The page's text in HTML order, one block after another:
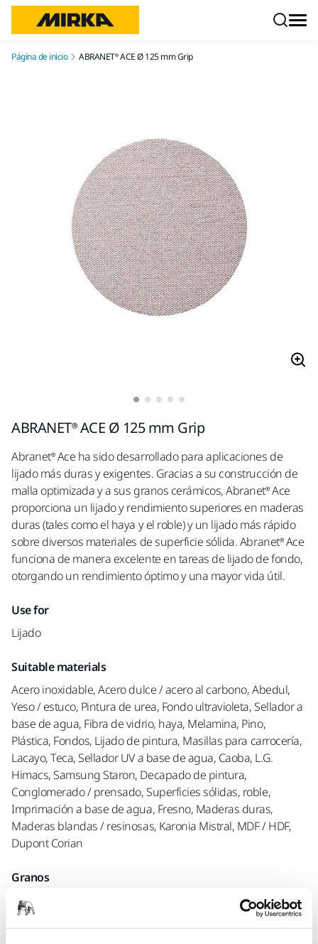
Página de inicio ABRANET® ACE Ø 125 mm Grip
ABRANET® ACE Ø 125 mm Grip
Abranet® Ace ha sido desarrollado para aplicaciones de
lijado más duras y exigentes. Gracias a su construcción de
malla optimizada y a sus granos cerámicos, Abranet® Ace
proporciona un lijado y rendimiento superiores en maderas
duras (tales como el haya y el roble) y un lijado más rápido
sobre diversos materiales de superficie sólida. Abranet® Ace
funciona de manera excelente en tareas de lijado de fondo,
otorgando un rendimiento óptimo y una mayor vida útil.
Use for
Lijado
Suitable materials
Acero inoxidable, Acero dulce / acero al carbono, Abedul,
Yeso / estuco, Pintura de urea, Fondo ultravioleta, Sellador a
base de agua, Fibra de vidrio, haya, Melamina, Pino,
Plástica, Fondos, Lijado de pintura, Masillas para carrocería,
Lacayo, Teca, Sellador UV a base de agua, Caoba, L.G.
Himacs, Samsung Staron, Decapado de pintura,
Conglomerado / prensado, Superficies sólidas, roble,
Imprimación a base de agua, Fresno, Maderas duras,
Maderas blandas / resinosas, Karonia Mistral, MDF / HDF,
Dupont Corian
Granos
P80 P320